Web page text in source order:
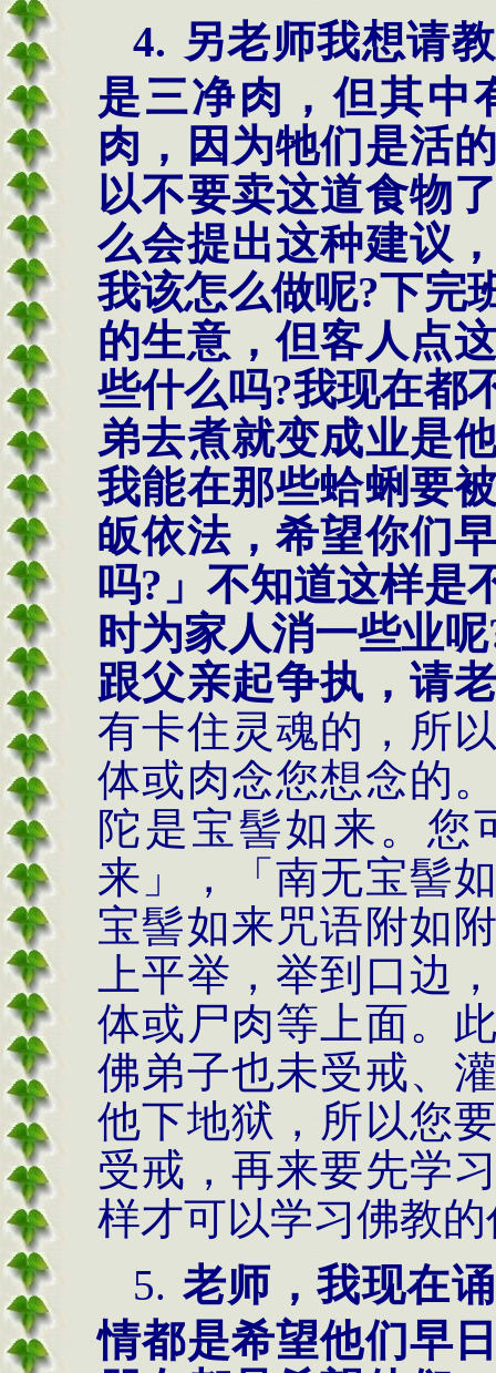
4. 另老师我想请
是三净肉，但其中
肉，因为牠们是活
以不要卖这道食物
么会提出这种建议
我该怎么做呢?下完
的生意，但客人点
些什么吗?我现在都
弟去煮就变成业是
我能在那些蛤蜊要
皈依法，希望你们
吗? 」不知道这样是
时为家人消一些业呢
跟父亲起争执，请
有卡住灵魂的，所
体或肉念您想念的
陀是宝髻如来。您
来」，「南无宝髻
宝髻如来咒语附如
上平举，举到口边
体或尸肉等上面。
佛弟子也未受戒、
他下地狱，所以您
受戒，再来要先学
样才可以学习佛教
5. 老师，我现在
情都是希望他们早